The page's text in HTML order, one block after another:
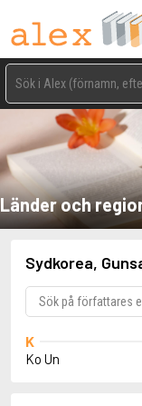
Länder och
Sydkorea,
K
Ko Un